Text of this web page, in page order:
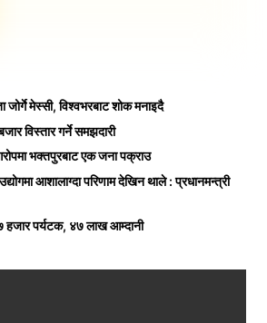
जोर्गे मेस्सी, विश्वभरबाट शोक मनाइदै
विस्तार गर्ने समझदारी
भक्तपुरबाट एक जना पक्राउ
आशालाग्दा परिणाम देखिन थाले : प्रधानमन्त्री
हजार पर्यटक, ४७ लाख आम्दानी